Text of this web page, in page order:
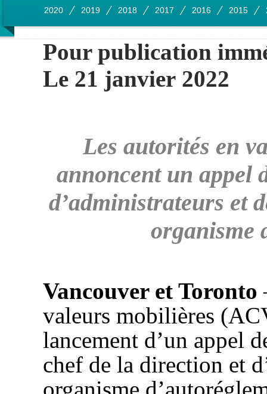
2020 2019 2018 2017 2016 2015
Pour publication
Le 21 janvier 2022
Les autorités en
annoncent un appel
d’administrateurs et
organisme
Vancouver et Toronto
valeurs mobilières
lancement d’un appel
chef de la direction et